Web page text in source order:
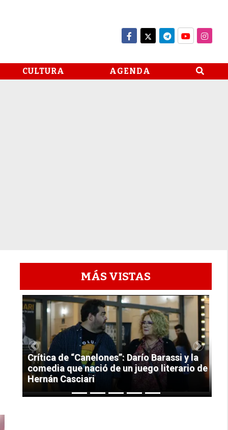
CULTURA AGENDA
MÁS VISTAS
1
Crítica de “Canelones”: Darío Barassi y la
comedia que nació de un juego literario de
Hernán Casciari
Previous Next